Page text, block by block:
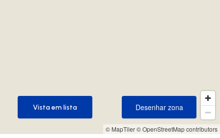
© MapTiler© OpenStreetMap contributors
Desenhar zona
Desenhar zona
Vista em lista
Vista em lista